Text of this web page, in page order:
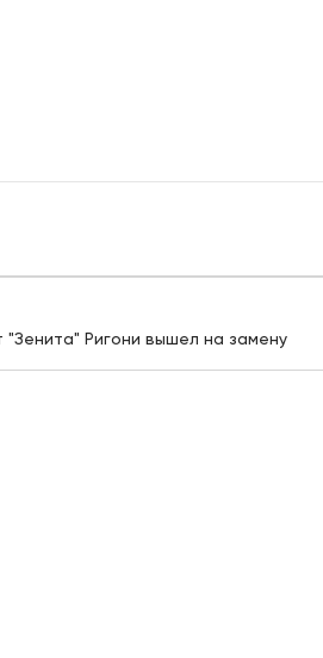
"Зенита" Ригони вышел на замену